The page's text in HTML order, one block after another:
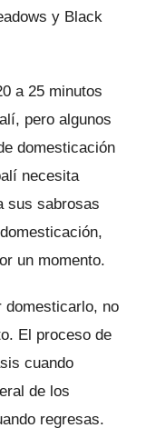
y Black
a 25 minutos
pero algunos
domesticación
necesita
sus sabrosas
un momento.
domesticarlo, no
El proceso de
cuando
de los
regresas.